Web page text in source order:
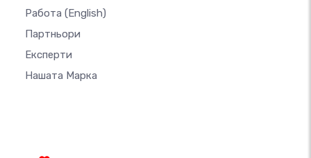
Работа (English)
Партньори
Експерти
Нашата Марка